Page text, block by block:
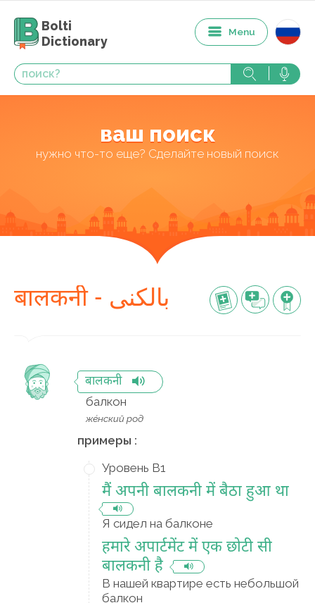
Bolti
Dictionary
Menu
ваш поиск
нужно что-то еще? Сделайте новый поиск
बालकनी - بالکنی
बालकनी
балкон
же́нский род
примеры :
Уровень B1
मैं अपनी बालकनी में बैठा हुआ था
Я сидел на балконе
हमारे अपार्टमेंट में एक छोटी सी
बालकनी है
В нашей квартире есть небольшой
балкон